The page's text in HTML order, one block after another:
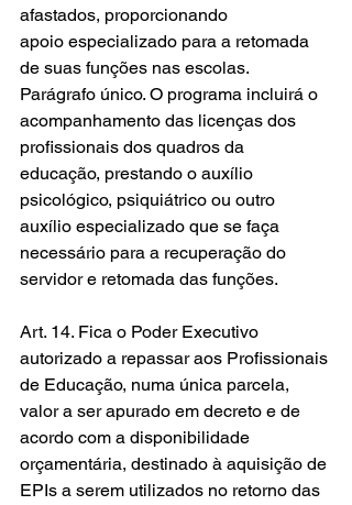
afastados, proporcionando
apoio especializado para a retomada
de suas funções nas escolas.
Parágrafo único. O programa incluirá o
acompanhamento das licenças dos
profissionais dos quadros da
educação, prestando o auxílio
psicológico, psiquiátrico ou outro
auxílio especializado que se faça
necessário para a recuperação do
servidor e retomada das funções.
Art. 14. Fica o Poder Executivo
autorizado a repassar aos Profissionais
de Educação, numa única parcela,
valor a ser apurado em decreto e de
acordo com a disponibilidade
orçamentária, destinado à aquisição de
EPIs a serem utilizados no retorno das